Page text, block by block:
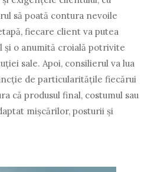
să poată contura nevoile
fiecare client va putea
şi o anumită croială potrivite
sale. Apoi, consilierul va lua
de particularităţile fiecărui
că produsul final, costumul sau
mişcărilor, posturii şi